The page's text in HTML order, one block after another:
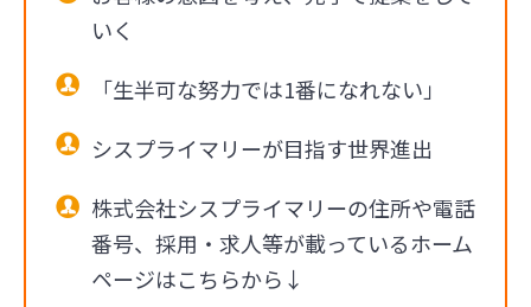
いく
「生半可な努力では1番になれない」
シスプライマリーが目指す世界進出
株式会社シスプライマリーの住所や電話
番号、採用・求人等が載っているホーム
ページはこちらから↓